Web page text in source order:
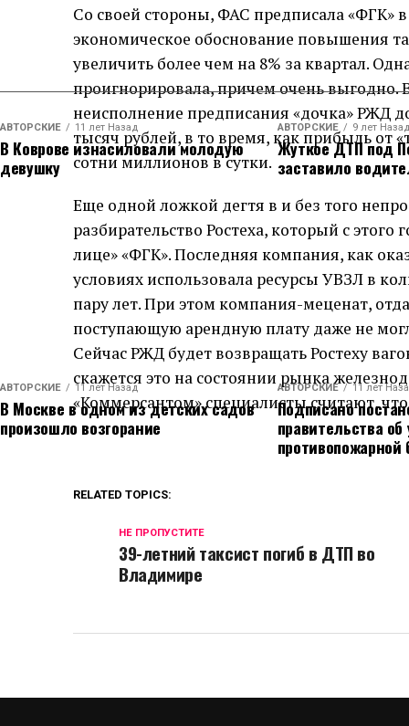
Со своей стороны, ФАС предписала «ФГК»
экономическое обоснование повышения
увеличить более чем на 8% за квартал.
проигнорировала, причем очень
неисполнение предписания «дочка» РЖД
тысяч рублей, в то время, как прибыль от
сотни миллионов в сутки.
Еще одной ложкой дегтя в и без того
разбирательство Ростеха, который с
лице» «ФГК». Последняя компания, как
условиях использовала ресурсы УВЗЛ в
пару лет. При этом компания-меценат,
поступающую арендную плату даже не
Сейчас РЖД будет возвращать Ростеху
скажется это на состоянии рынка
«Коммерсантом» специалисты считают,
RELATED TOPICS:
НЕ ПРОПУСТИТЕ
39-летний таксист погиб в ДТП во
Владимире
АВТОРСКИЕ 11 лет Назад
В Коврове изнасиловали молодую
девушку
АВТОРСКИЕ 9 лет Назад
Жуткое ДТП под
заставило
АВТОРСКИЕ 11 лет Назад
В Москве в одном из детских садов
произошло возгорание
АВТОРСКИЕ 11 лет
Подписано
правительства
противопожарной